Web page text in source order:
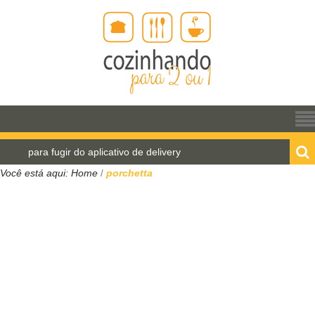
para fugir do aplicativo de delivery
Pão de água
Você está aqui: Home / porchetta